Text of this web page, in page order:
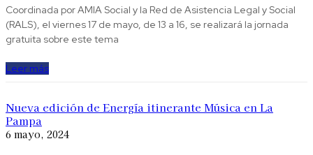
Coordinada por AMIA Social y la Red de Asistencia Legal y Social
(RALS), el viernes 17 de mayo, de 13 a 16, se realizará la jornada
gratuita sobre este tema
Leer más
Nueva edición de Energía itinerante Música en La
Pampa
6 mayo, 2024